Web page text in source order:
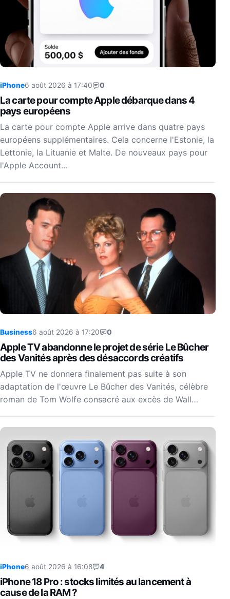
iPhone6 août 2026 à 17:40 0
La carte pour compte Apple débarque dans 4
pays européens
La carte pour compte Apple arrive dans quatre pays
européens supplémentaires. Cela concerne l'Estonie, la
Lettonie, la Lituanie et Malte. De nouveaux pays pour
l'Apple Account…
Business6 août 2026 à 17:20 0
Apple TV abandonne le projet de série Le Bûcher
des Vanités après des désaccords créatifs
Apple TV ne donnera finalement pas suite à son
adaptation de l'œuvre Le Bûcher des Vanités, célèbre
roman de Tom Wolfe consacré aux excès de Wall…
iPhone6 août 2026 à 16:08 4
iPhone 18 Pro : stocks limités au lancement à
cause de la RAM ?